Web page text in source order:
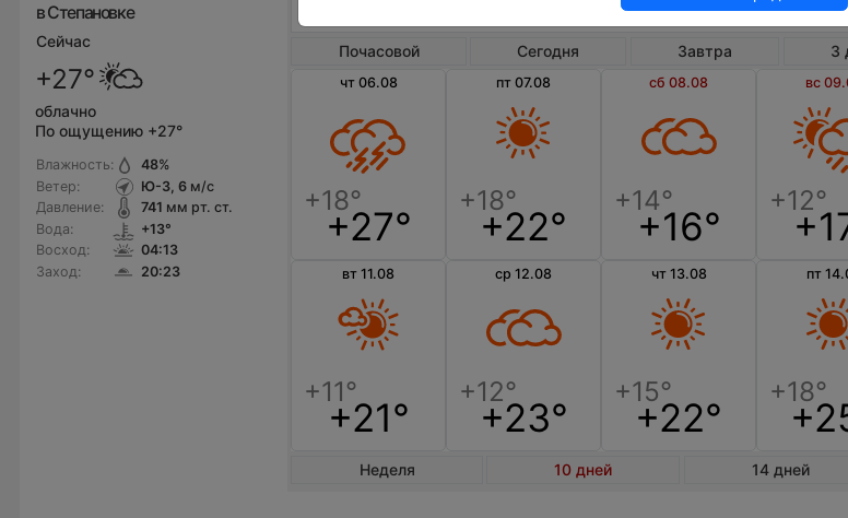
в Степановке
Сейчас
+27°
облачно
По ощущению +27°
Влажность:
Ветер:
Давление:
Вода:
Восход:
Заход:
48%
Ю-З, 6м/с
741 мм рт. ст.
+13°
04:13
20:23
Почасовой Сегодня Завтра 3
чт 06.08
+27°
пт 07.08
+22°
сб 08.08
+16°
вс
вт 11.08
+21°
ср 12.08
+23°
чт 13.08
+22°
пт
Неделя 10 дней 14 дней